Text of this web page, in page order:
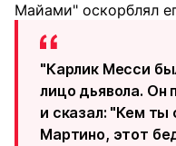
Майами" оскорблял
"Карлик Месси
лицо дьявола. Он
и сказал: "Кем ты
Мартино, этот